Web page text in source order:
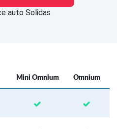
Mini Omnium Omnium